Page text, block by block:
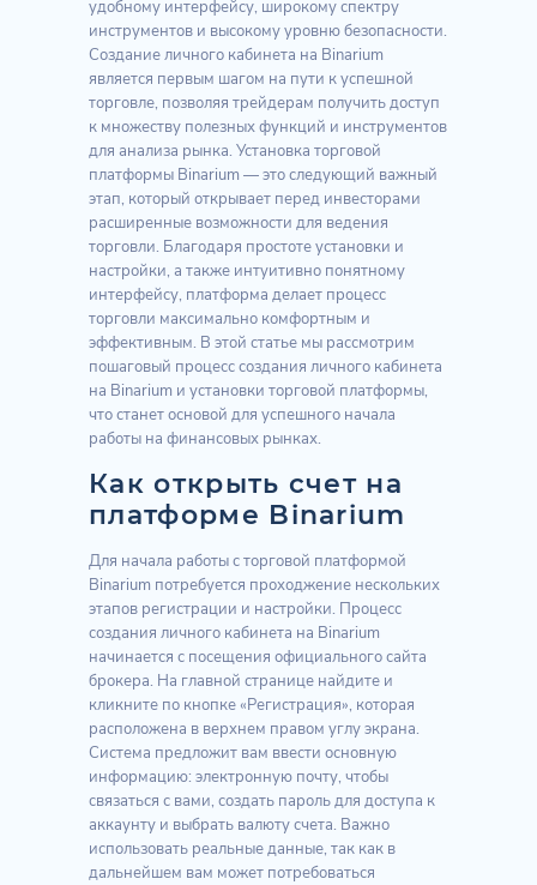
удобному интерфейсу, широкому спектру
инструментов и высокому уровню безопасности.
Создание личного кабинета на Binarium
является первым шагом на пути к успешной
торговле, позволяя трейдерам получить доступ
к множеству полезных функций и инструментов
для анализа рынка. Установка торговой
платформы Binarium — это следующий важный
этап, который открывает перед инвесторами
расширенные возможности для ведения
торговли. Благодаря простоте установки и
настройки, а также интуитивно понятному
интерфейсу, платформа делает процесс
торговли максимально комфортным и
эффективным. В этой статье мы рассмотрим
пошаговый процесс создания личного кабинета
на Binarium и установки торговой платформы,
что станет основой для успешного начала
работы на финансовых рынках.
Как открыть счет на
платформе Binarium
Для начала работы с торговой платформой
Binarium потребуется проходжение нескольких
этапов регистрации и настройки. Процесс
создания личного кабинета на Binarium
начинается с посещения официального сайта
брокера. На главной странице найдите и
кликните по кнопке «Регистрация», которая
расположена в верхнем правом углу экрана.
Система предложит вам ввести основную
информацию: электронную почту, чтобы
связаться с вами, создать пароль для доступа к
аккаунту и выбрать валюту счета. Важно
использовать реальные данные, так как в
дальнейшем вам может потребоваться